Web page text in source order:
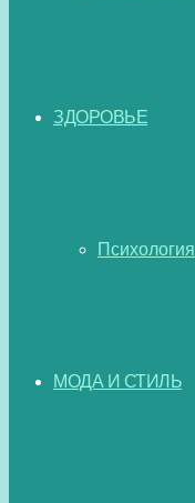
ЗДОРОВЬЕ
Психология
МОДА И СТИЛЬ